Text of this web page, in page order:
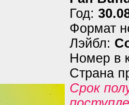
Год:
Формат
Лэйбл:
Номер в
Страна
Срок